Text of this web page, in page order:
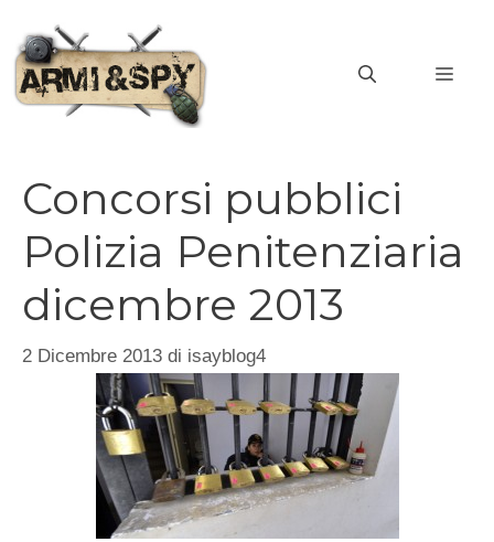
contenuto
Concorsi pubblici
Polizia Penitenziaria
dicembre 2013
2 Dicembre 2013 di isayblog4